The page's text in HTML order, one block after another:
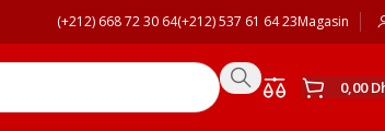
(+212) 668 72 30 64(+212) 537 61 64 23Magasin
0,00